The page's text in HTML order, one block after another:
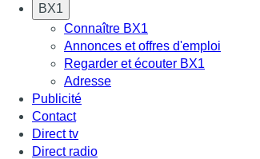
BX1
Connaître BX1
Annonces et offres d'emploi
Regarder et écouter BX1
Adresse
Publicité
Contact
Direct tv
Direct radio